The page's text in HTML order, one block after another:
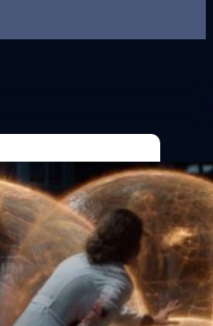
The New
ภาคสุดท้ายเปิด
Prime